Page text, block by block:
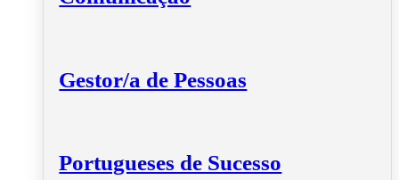
Gestor/a de Pessoas
Portugueses de Sucesso